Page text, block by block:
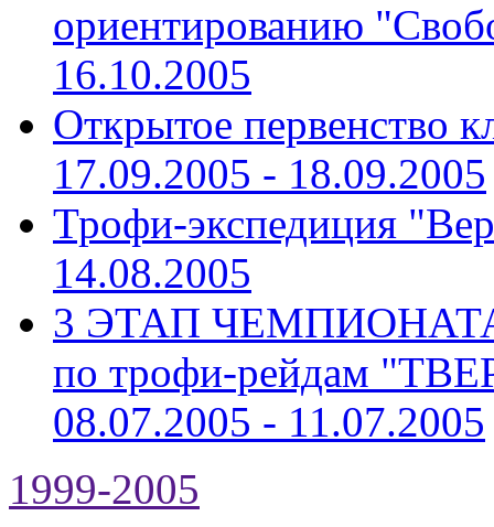
ориентированию
16.10.2005
Открытое первенство
17.09.2005 - 18.09.2005
Трофи-экспедиция
14.08.2005
3 ЭТАП
по трофи-рейдам
08.07.2005 - 11.07.2005
1999-2005